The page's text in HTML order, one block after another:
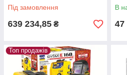
Під замовлення
639 234,85 ₴
В
47
Топ продажів